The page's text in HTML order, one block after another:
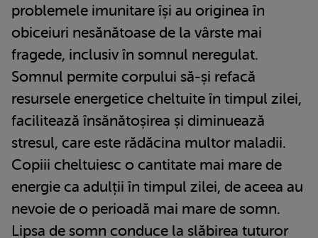
problemele imunitare își au originea în
obiceiuri nesănătoase de la vârste mai
fragede, inclusiv în somnul neregulat.
Somnul permite corpului să-și refacă
resursele energetice cheltuite în timpul zilei,
facilitează însănătoșirea și diminuează
stresul, care este rădăcina multor maladii.
Copiii cheltuiesc o cantitate mai mare de
energie ca adulții în timpul zilei, de aceea au
nevoie de o perioadă mai mare de somn.
Lipsa de somn conduce la slăbirea tuturor